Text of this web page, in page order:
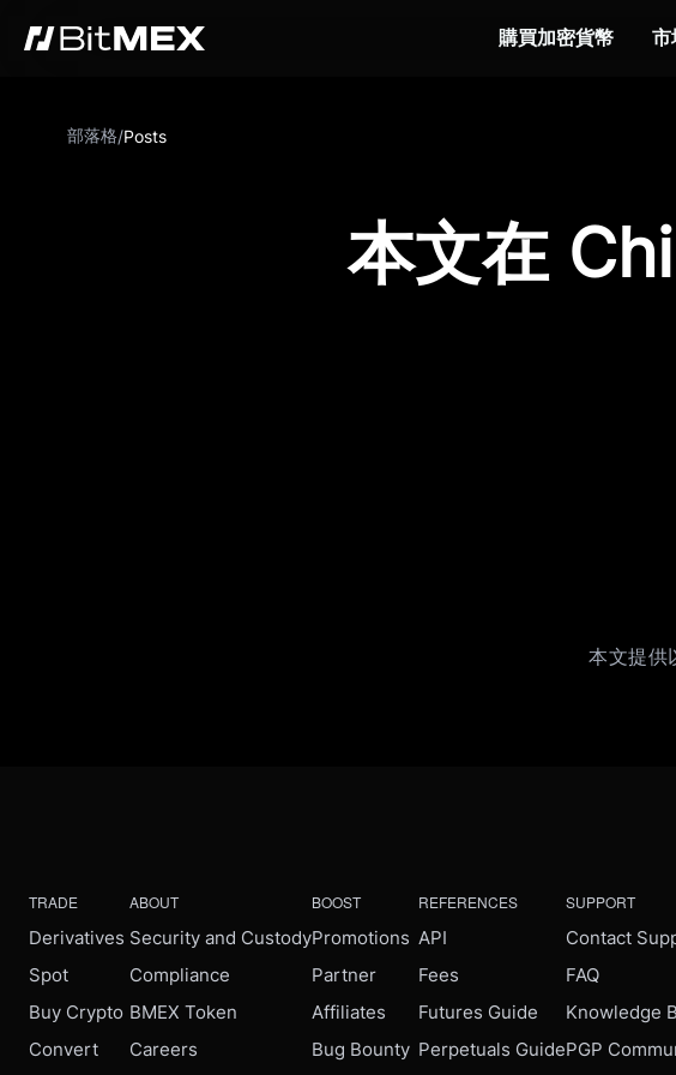
購買加密貨幣 市
部落格/Posts
本文在
本文提供
TRADE
Derivatives
Spot
Buy Crypto
Convert
ABOUT
Security and Custody
Compliance
BMEX Token
Careers
BOOST
Promotions
Partner
Affiliates
Bug Bounty
REFERENCES
API
Fees
Futures Guide
Perpetuals Guide
SUPPORT
Contact
FAQ
Knowledge
PGP